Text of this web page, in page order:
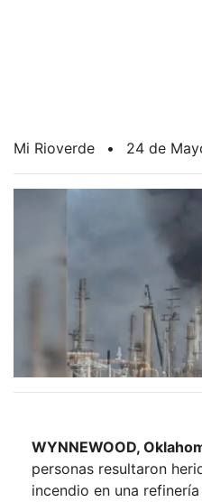
Mi Rioverde • 24 de
WYNNEWOOD,
personas resultaron
incendio en una